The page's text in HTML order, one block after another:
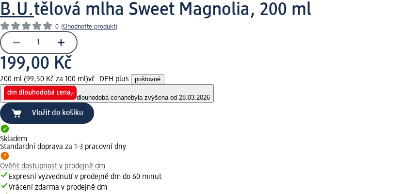
B.U.tělová mlha Sweet Magnolia, 200 ml
0 (Ohodnoťte produkt)
199,00 Kč
200 ml (99,50 Kč za 100 ml)vč. DPH plus poštovné
dlouhodobá cenanebyla zvýšena od 28.03.2026
Vložit do košíku
Skladem
Standardní doprava za 1-3 pracovní dny
Ověřit dostupnost v prodejně dm
Expresní vyzvednutí v prodejně dm do 60 minut
Vrácení zdarma v prodejně dm